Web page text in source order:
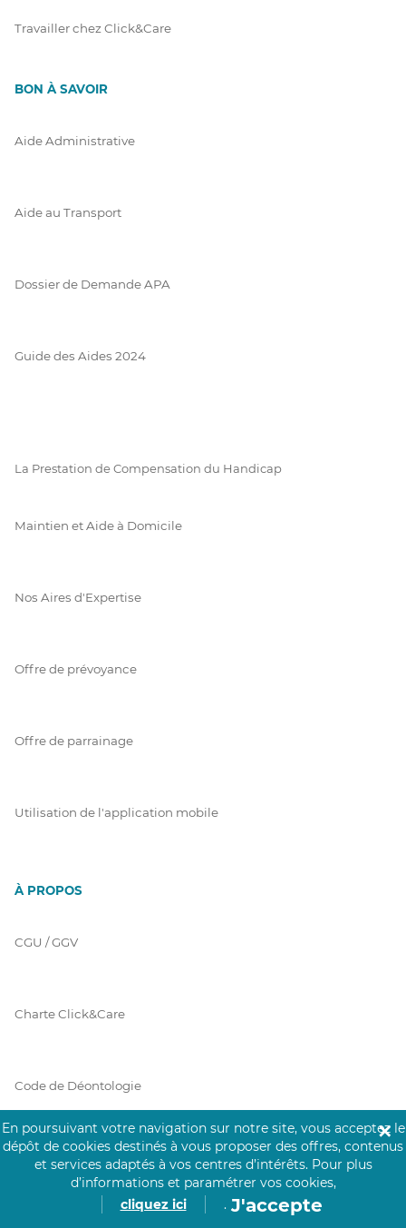
Travailler chez Click&Care
BON À SAVOIR
Aide Administrative
Aide au Transport
Dossier de Demande APA
Guide des Aides 2024
La Prestation de Compensation du Handicap
Maintien et Aide à Domicile
Nos Aires d'Expertise
Offre de prévoyance
Offre de parrainage
Utilisation de l'application mobile
À PROPOS
CGU / GGV
Charte Click&Care
Code de Déontologie
Mentions Légales
En poursuivant votre navigation sur notre site, vous acceptez le
dépôt de cookies destinés à vous proposer des offres, contenus
et services adaptés à vos centres d’intérêts. Pour plus
d’informations et paramétrer vos cookies,
cliquez ici
. J'accepte
✕